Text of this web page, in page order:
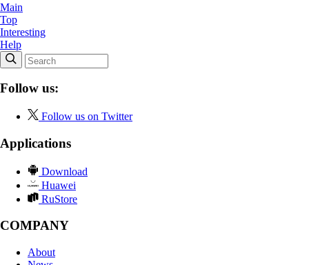
Main
Top
Interesting
Help
Follow us:
Follow us on Twitter
Applications
Download
Huawei
RuStore
COMPANY
About